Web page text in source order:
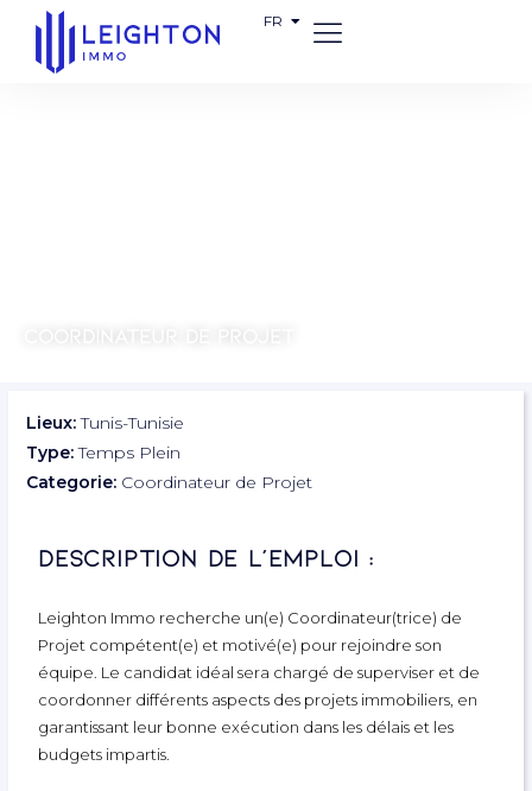
FR
EN
Lieux:Tunis-Tunisie
Type:Temps Plein
Categorie: Coordinateur de Projet
Description de l’emploi :
Leighton Immo recherche un(e) Coordinateur(trice) de
Projet compétent(e) et motivé(e) pour rejoindre son
équipe. Le candidat idéal sera chargé de superviser et de
coordonner différents aspects des projets immobiliers, en
garantissant leur bonne exécution dans les délais et les
budgets impartis.